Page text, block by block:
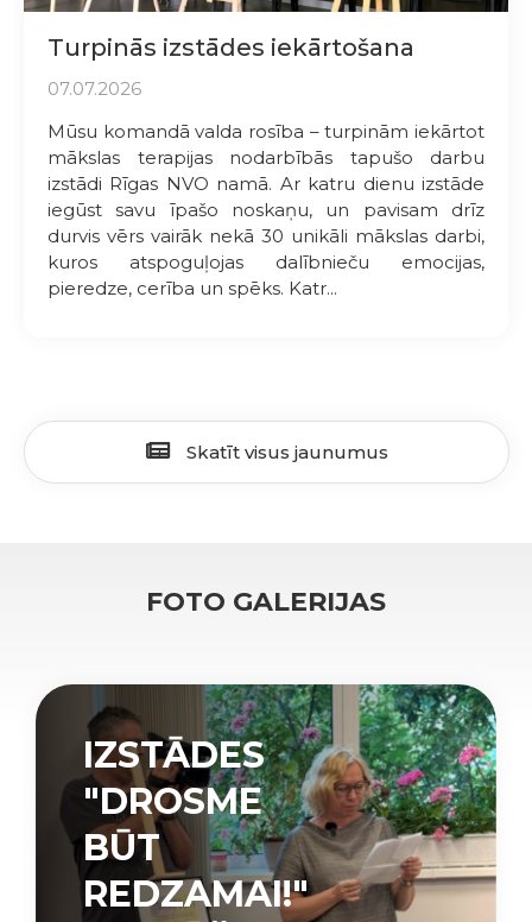
Turpinās izstādes iekārtošana
07.07.2026
Mūsu komandā valda rosība – turpinām iekārtot
mākslas terapijas nodarbībās tapušo darbu
izstādi Rīgas NVO namā. Ar katru dienu izstāde
iegūst savu īpašo noskaņu, un pavisam drīz
durvis vērs vairāk nekā 30 unikāli mākslas darbi,
kuros atspoguļojas dalībnieču emocijas,
pieredze, cerība un spēks. Katr...
Skatīt visus jaunumus
FOTO GALERIJAS
IZSTĀDES
"DROSME
BŪT
REDZAMAI!"